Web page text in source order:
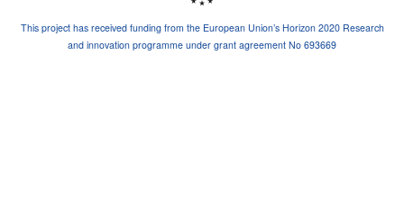
This project has received funding from the European Union’s Horizon 2020 Research
and innovation programme under grant agreement No 693669